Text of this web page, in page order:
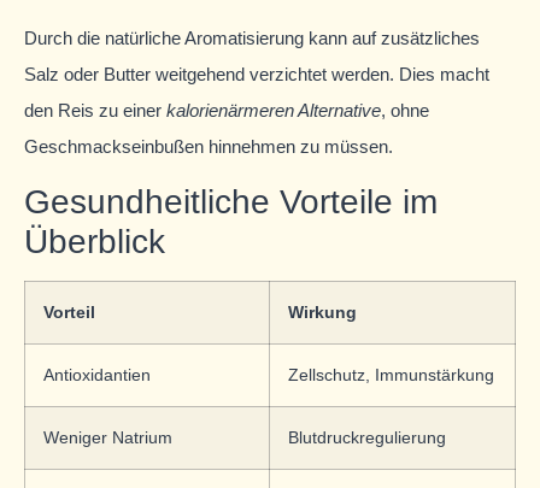
Durch die natürliche Aromatisierung kann auf zusätzliches
Salz oder Butter weitgehend verzichtet werden. Dies macht
den Reis zu einer kalorienärmeren Alternative, ohne
Geschmackseinbußen hinnehmen zu müssen.
Gesundheitliche Vorteile im
Überblick
Vorteil Wirkung
Antioxidantien Zellschutz, Immunstärkung
Weniger Natrium Blutdruckregulierung